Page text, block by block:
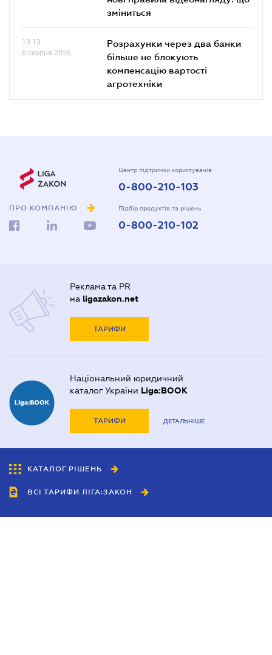
зміниться
13.13
6 серпня 2026
Розрахунки через два банки
більше не блокують
компенсацію вартості
агротехніки
ПРО КОМПАНІЮ
Центр підтримки користувачів
0-800-210-103
Підбір продуктів та рішень
0-800-210-102
Реклама та PR
на ligazakon.net
ТАРИФИ
Національний юридичний
каталог України Liga:BOOK
ТАРИФИ ДЕТАЛЬНІШЕ
КАТАЛОГ РІШЕНЬ
ВСІ ТАРИФИ ЛІГА:ЗАКОН